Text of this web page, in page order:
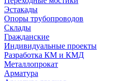
Эстакады
Опоры трубопроводов
Склады
Гражданские
Индивидуальные проекты
Разработка КМ и КМД
Металлопрокат
Арматура